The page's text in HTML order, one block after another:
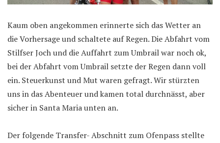
Kaum oben angekommen erinnerte sich das Wetter an
die Vorhersage und schaltete auf Regen. Die Abfahrt vom
Stilfser Joch und die Auffahrt zum Umbrail war noch ok,
bei der Abfahrt vom Umbrail setzte der Regen dann voll
ein. Steuerkunst und Mut waren gefragt. Wir stürzten
uns in das Abenteuer und kamen total durchnässt, aber
sicher in Santa Maria unten an.
Der folgende Transfer- Abschnitt zum Ofenpass stellte